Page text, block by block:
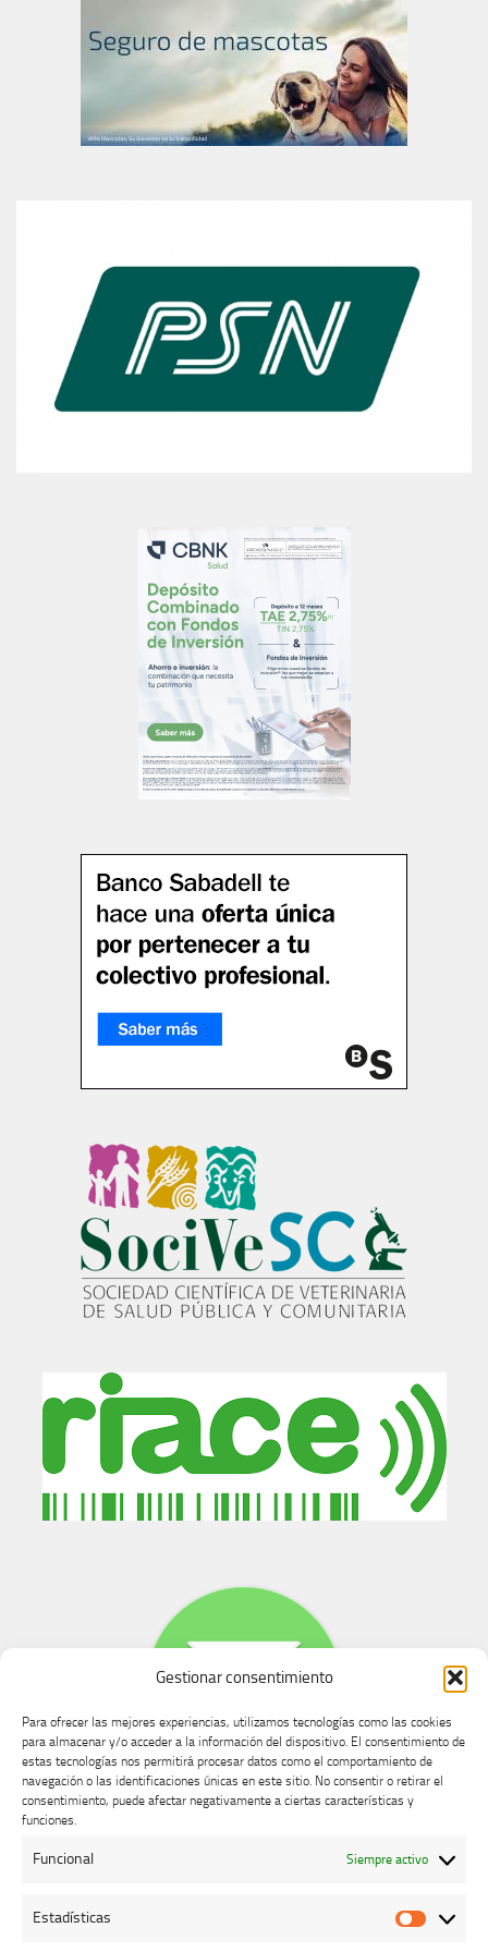
Gestionar consentimiento
Para ofrecer las mejores experiencias, utilizamos tecnologías como las cookies
para almacenar y/o acceder a la información del dispositivo. El consentimiento de
estas tecnologías nos permitirá procesar datos como el comportamiento de
navegación o las identificaciones únicas en este sitio. No consentir o retirar el
consentimiento, puede afectar negativamente a ciertas características y
funciones.
Funcional Siempre activo
Estadísticas
Buzón de dudas, quejas y sugerencias